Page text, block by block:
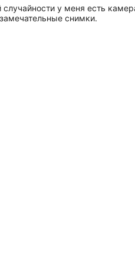
у меня есть
снимки.